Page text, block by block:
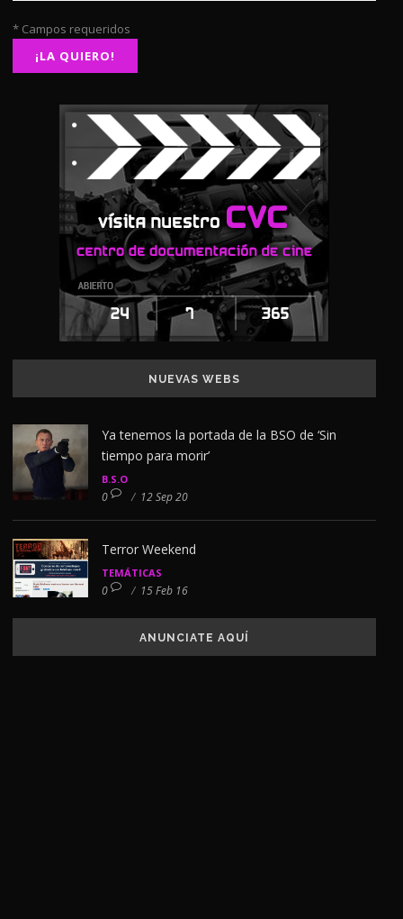
* Campos requeridos
NUEVAS WEBS
Ya tenemos la portada de la BSO de ‘Sin
tiempo para morir’
B.S.O
0 / 12 Sep 20
Terror Weekend
TEMÁTICAS
0 / 15 Feb 16
ANUNCIATE AQUÍ